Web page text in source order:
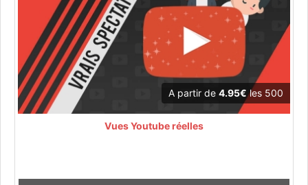
A partir de 4.95€les 500
Vues Youtube réelles